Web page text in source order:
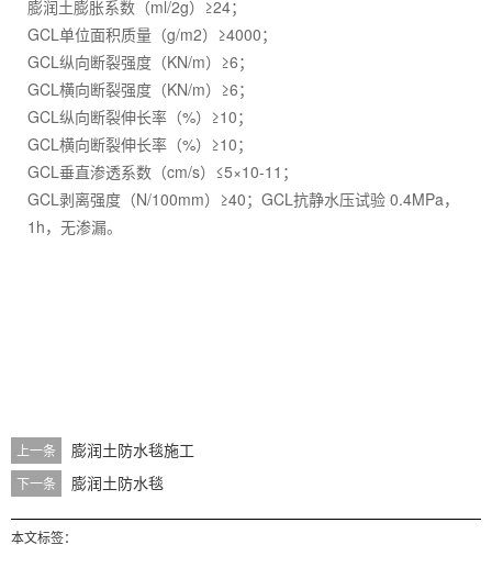
膨润土膨胀系数（ml/2g）≥24；
GCL单位面积质量（g/m2）≥4000；
GCL纵向断裂强度（KN/m）≥6；
GCL横向断裂强度（KN/m）≥6；
GCL纵向断裂伸长率（%）≥10；
GCL横向断裂伸长率（%）≥10；
GCL垂直渗透系数（cm/s）≤5×10-11；
GCL剥离强度（N/100mm）≥40；GCL抗静水压试验 0.4MPa，
1h，无渗漏。
上一条 膨润土防水毯施工
下一条 膨润土防水毯
本文标签：